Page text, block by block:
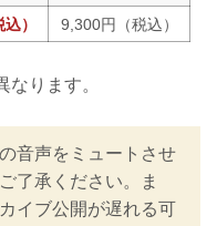
） 9,300円（税込）
ります。
音声をミュートさせ
了承ください。ま
イブ公開が遅れる可